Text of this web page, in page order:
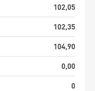
102,05
102,35
104,90
0,00
0